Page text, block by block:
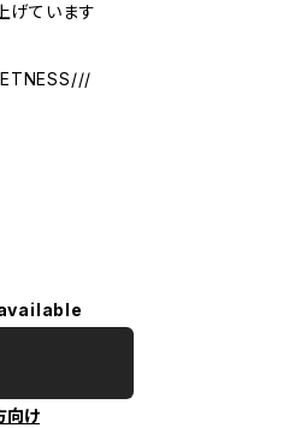
げています
向け